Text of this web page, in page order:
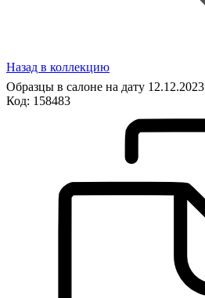
Назад в коллекцию
Образцы в салоне на дату 12.12.2023
Код: 158483